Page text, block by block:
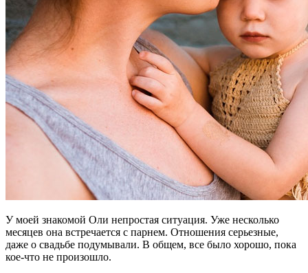
У моей знакомой Оли непростая ситуация. Уже несколько
месяцев она встречается с парнем. Отношения серьезные,
даже о свадьбе подумывали. В общем, все было хорошо, пока
кое-что не произошло.